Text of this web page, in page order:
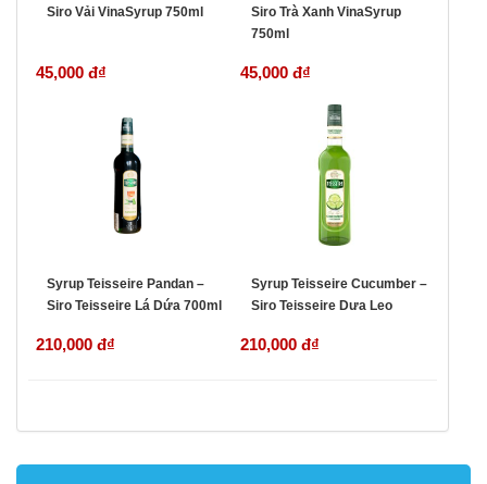
Siro Vải VinaSyrup 750ml
45,000 đ₫
Siro Trà Xanh VinaSyrup
750ml
45,000 đ₫
Syrup Teisseire Pandan –
Siro Teisseire Lá Dứa 700ml
210,000 đ₫
Syrup Teisseire Cucumber –
Siro Teisseire Dưa Leo
210,000 đ₫